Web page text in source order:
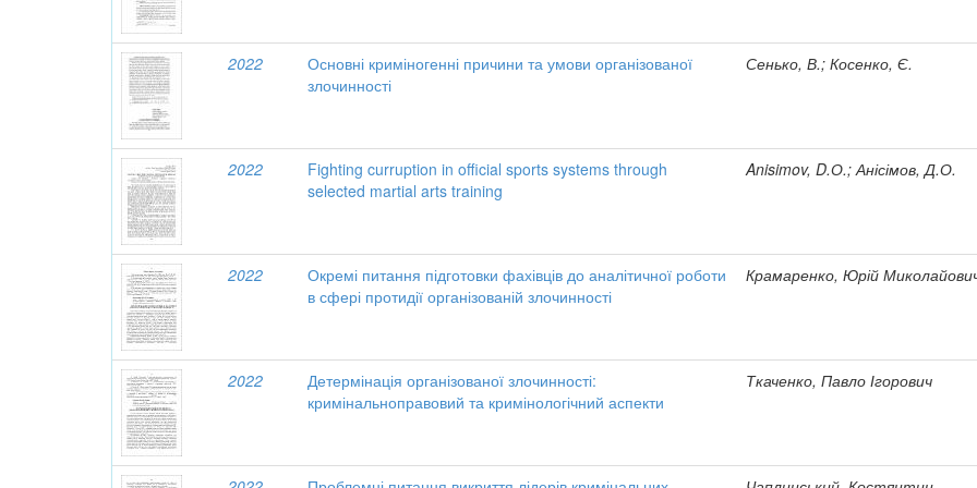
2022
Основні криміногенні причини та умови організованої
злочинності
Сенько, В.; Косенко, Є.
2022
Fighting curruption in official sports systems through
selected martial arts training
Anisimov, D.О.; Анісімов, Д.О.
2022
Окремі питання підготовки фахівців до аналітичної роботи
в сфері протидії організованій злочинності
Крамаренко, Юрій
2022
Детермінація організованої злочинності:
кримінальноправовий та кримінологічний аспекти
Ткаченко, Павло Ігорович